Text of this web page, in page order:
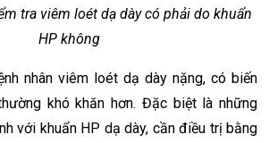
tra viêm loét dạ dày có phải do khuẩn
HP không
nhân viêm loét dạ dày nặng, có biến
khó khăn hơn. Đặc biệt là những
với khuẩn HP dạ dày, cần điều trị bằng